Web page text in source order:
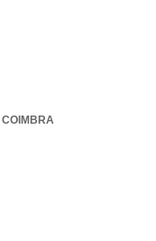
COIMBRA